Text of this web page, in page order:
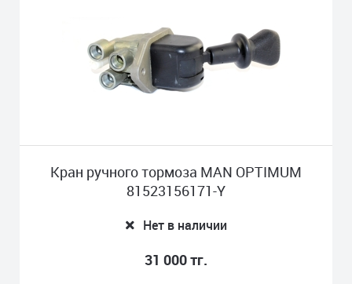
Кран ручного тормоза MAN OPTIMUM
81523156171-Y
Нет в наличии
31 000 тг.